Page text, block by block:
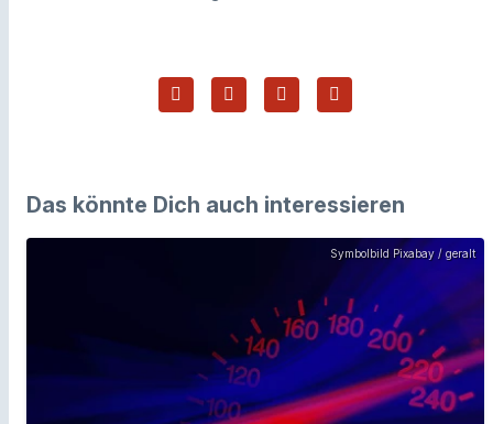
Das könnte Dich auch interessieren
Symbolbild Pixabay / geralt